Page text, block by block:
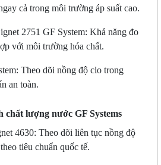
cả trong môi trường áp suất cao.
2751 GF System: Khả năng đo
với môi trường hóa chất.
: Theo dõi nồng độ clo trong
an toàn.
chất lượng nước GF Systems
4630: Theo dõi liên tục nồng độ
tiêu chuẩn quốc tế.